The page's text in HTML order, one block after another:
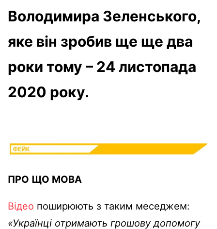
Володимира Зеленського,
яке він зробив ще ще два
роки тому – 24 листопада
2020 року.
ПРО ЩО МОВА
Відео поширюють з таким меседжем:
«Українці отримають грошову допомогу